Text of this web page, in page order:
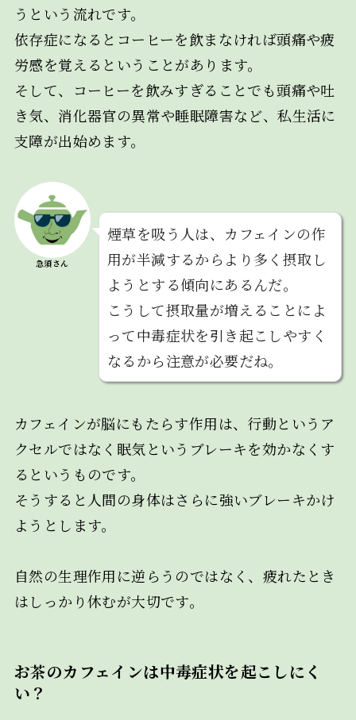
うという流れです。
依存症になるとコーヒーを飲まなければ頭痛や疲
労感を覚えるということがあります。
そして、コーヒーを飲みすぎることでも頭痛や吐
き気、消化器官の異常や睡眠障害など、私生活に
支障が出始めます。
急須さん
煙草を吸う人は、カフェインの作
用が半減するからより多く摂取し
ようとする傾向にあるんだ。
こうして摂取量が増えることによ
って中毒症状を引き起こしやすく
なるから注意が必要だね。
カフェインが脳にもたらす作用は、行動というア
クセルではなく眠気というブレーキを効かなくす
るというものです。
そうすると人間の身体はさらに強いブレーキかけ
ようとします。
自然の生理作用に逆らうのではなく、疲れたとき
はしっかり休むが大切です。
お茶のカフェインは中毒症状を起こしにく
い？